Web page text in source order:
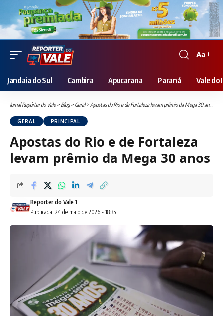
Font
Resizer
Aa
Jandaia do Sul Cambira Apucarana Paraná Vale do
Jornal Repórter do Vale> Blog> Geral>Apostas do Rio e de Fortaleza levam prêmio da Mega 30 anos
GERAL PRINCIPAL
Apostas do Rio e de Fortaleza
levam prêmio da Mega 30 anos
Publicada: 24 de maio de 2026 - 18:35
Reporter do Vale 1